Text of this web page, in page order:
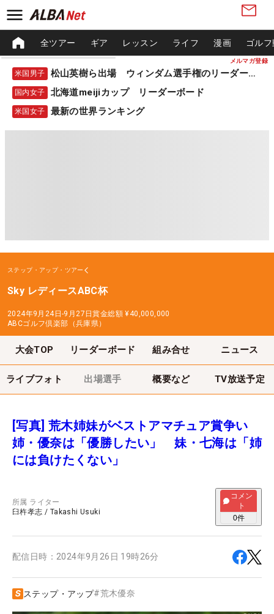
メルマガ登録
全ツアー ギア レッスン ライフ 漫画 ゴル
米国男子 松山英樹ら出場 ウィンダム選手権のリーダーボード
国内女子 北海道meijiカップ リーダーボード
米国女子 最新の世界ランキング
ステップ・アップ・ツアー
Sky レディースABC杯
2024年9月24日-9月27日賞金総額 ¥40,000,000
ABCゴルフ倶楽部（兵庫県）
大会TOP リーダーボード 組み合せ ニュース
ライブフォト 出場選手 概要など TV放送予定
[写真] 荒木姉妹がベストアマチュア賞争い
姉・優奈は「優勝したい」 妹・七海は「姉
には負けたくない」
所属 ライター
臼杵孝志 / Takashi Usuki
コメン
ト
0件
配信日時： 2024年9月26日 19時26分
ステップ・アップ#荒木優奈